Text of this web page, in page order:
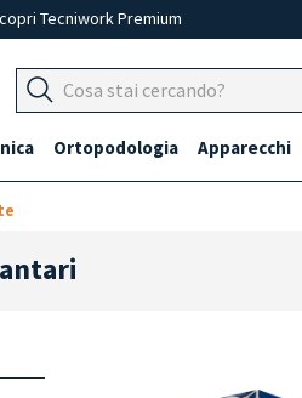
Tecniwork Premium
Ortopodologia Apparecchi